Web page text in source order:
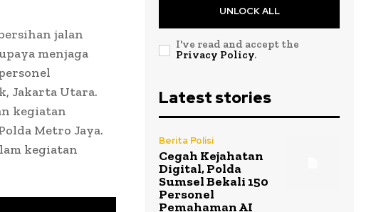
jalan
menjaga
Jakarta Utara.
kegiatan
Metro Jaya.
kegiatan
UNLOCK ALL
I've read and accept the
Privacy Policy.
Latest stories
Berita Polisi
Cegah Kejahatan
Digital, Polda
Sumsel Bekali 150
Personel
Pemahaman AI